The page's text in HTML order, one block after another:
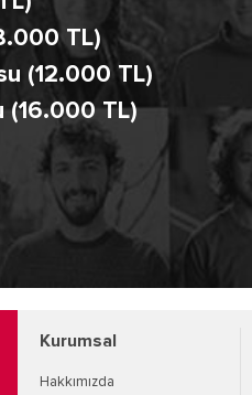
TL)
(12.000 TL)
(16.000 TL)
Kurumsal
Hakkımızda